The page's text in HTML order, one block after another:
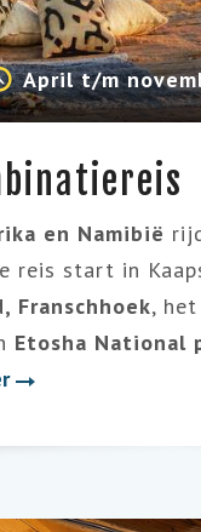
April t/m
en Namibië
reis start in
Franschhoek,
Etosha National